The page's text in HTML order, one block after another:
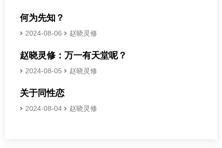
何为先知？
2024-08-06 赵晓灵修
赵晓灵修：万一有天堂呢？
2024-08-05 赵晓灵修
关于同性恋
2024-08-04 赵晓灵修